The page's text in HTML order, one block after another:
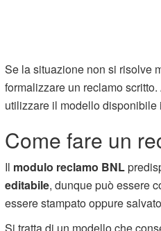
Se la situazione non si risolve
formalizzare un reclamo
utilizzare il modello disponibile
Come fare un
Il modulo reclamo BNL
editabile, dunque può essere
essere stampato oppure
Si tratta di un modello che